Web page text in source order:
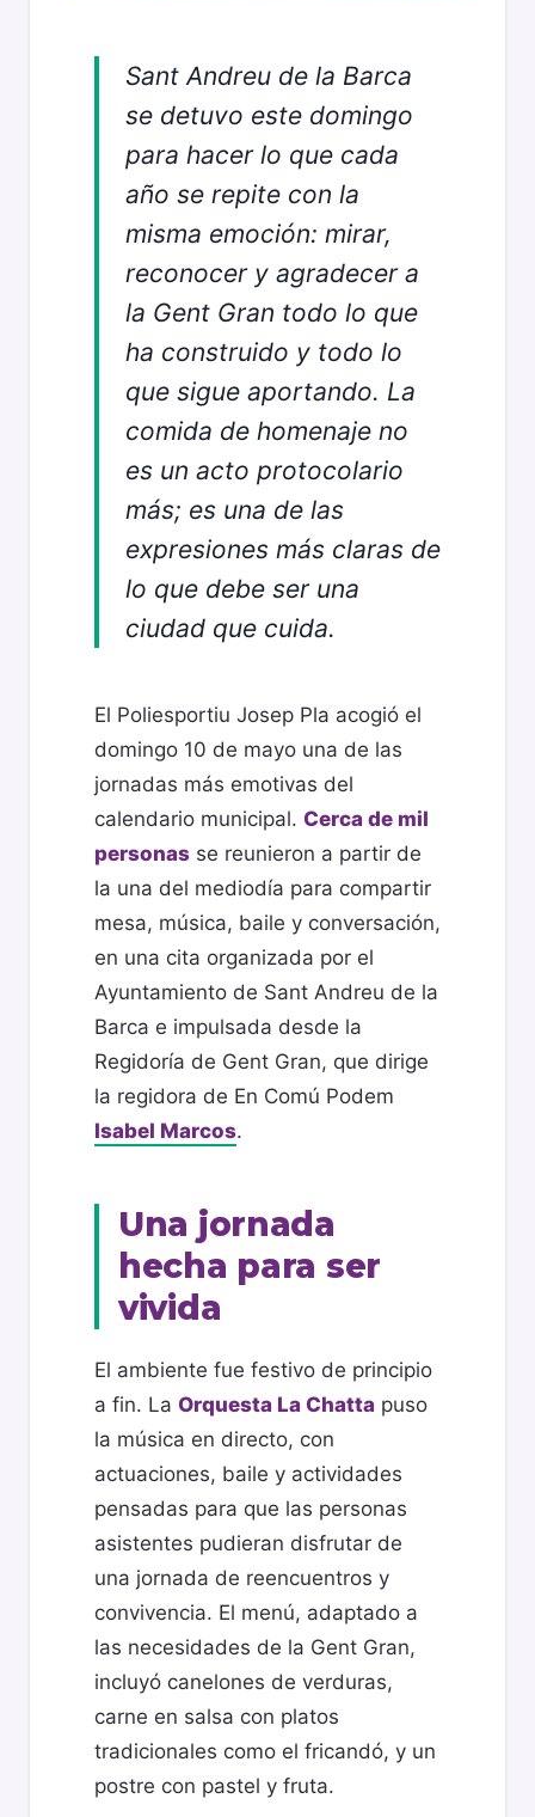
Sant Andreu de la Barca
se detuvo este domingo
para hacer lo que cada
año se repite con la
misma emoción: mirar,
reconocer y agradecer a
la Gent Gran todo lo que
ha construido y todo lo
que sigue aportando. La
comida de homenaje no
es un acto protocolario
más; es una de las
expresiones más claras de
lo que debe ser una
ciudad que cuida.
El Poliesportiu Josep Pla acogió el
domingo 10 de mayo una de las
jornadas más emotivas del
calendario municipal. Cerca de mil
personas se reunieron a partir de
la una del mediodía para compartir
mesa, música, baile y conversación,
en una cita organizada por el
Ayuntamiento de Sant Andreu de la
Barca e impulsada desde la
Regidoría de Gent Gran, que dirige
la regidora de En Comú Podem
Isabel Marcos.
Una jornada
hecha para ser
vivida
El ambiente fue festivo de principio
a fin. La Orquesta La Chatta puso
la música en directo, con
actuaciones, baile y actividades
pensadas para que las personas
asistentes pudieran disfrutar de
una jornada de reencuentros y
convivencia. El menú, adaptado a
las necesidades de la Gent Gran,
incluyó canelones de verduras,
carne en salsa con platos
tradicionales como el fricandó, y un
postre con pastel y fruta.